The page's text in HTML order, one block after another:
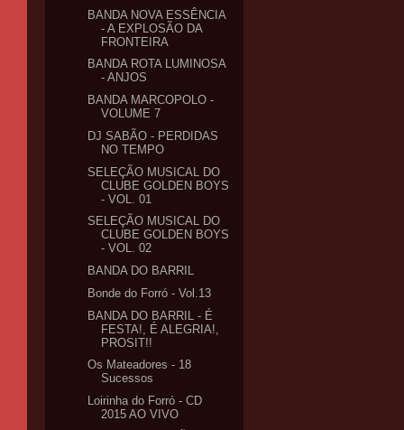
BANDA NOVA ESSÊNCIA
- A EXPLOSÃO DA
FRONTEIRA
BANDA ROTA LUMINOSA
- ANJOS
BANDA MARCOPOLO -
VOLUME 7
DJ SABÃO - PERDIDAS
NO TEMPO
SELEÇÃO MUSICAL DO
CLUBE GOLDEN BOYS
- VOL. 01
SELEÇÃO MUSICAL DO
CLUBE GOLDEN BOYS
- VOL. 02
BANDA DO BARRIL
Bonde do Forró - Vol.13
BANDA DO BARRIL - É
FESTA!, É ALEGRIA!,
PROSIT!!
Os Mateadores - 18
Sucessos
Loirinha do Forró - CD
2015 AO VIVO